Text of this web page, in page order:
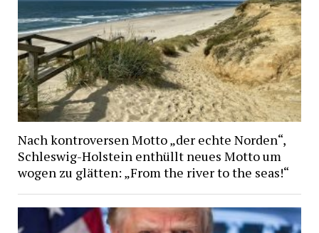
Nach kontroversen Motto „der echte Norden“,
Schleswig-Holstein enthüllt neues Motto um
wogen zu glätten: „From the river to the seas!“